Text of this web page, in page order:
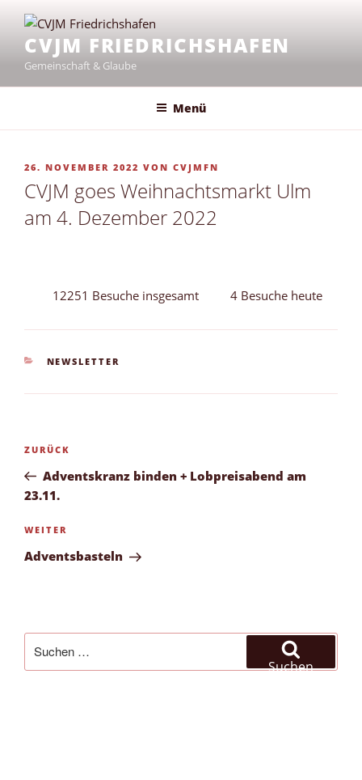
Inhalt
springenCVJM FRIEDRICHSHAFEN
Gemeinschaft & Glaube
Menü
VERÖFFENTLICHT
26. NOVEMBER 2022 VON CVJMFN
CVJM goes Weihnachtsmarkt Ulm
am 4. Dezember 2022
12251 Besuche insgesamt 4 Besuche heute
KATEGORIEN
NEWSLETTER
Beitragsnavigation
Vorheriger
Beitrag
ZURÜCK
Adventskranz binden + Lobpreisabend am
23.11.
Nächster
Beitrag
WEITER
Adventsbasteln
nach:
Suchen